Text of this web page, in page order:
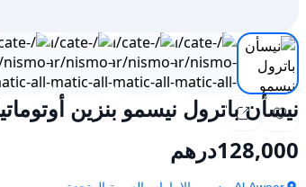
نيسأن باترول نيسمو بنزين
128,000درهم